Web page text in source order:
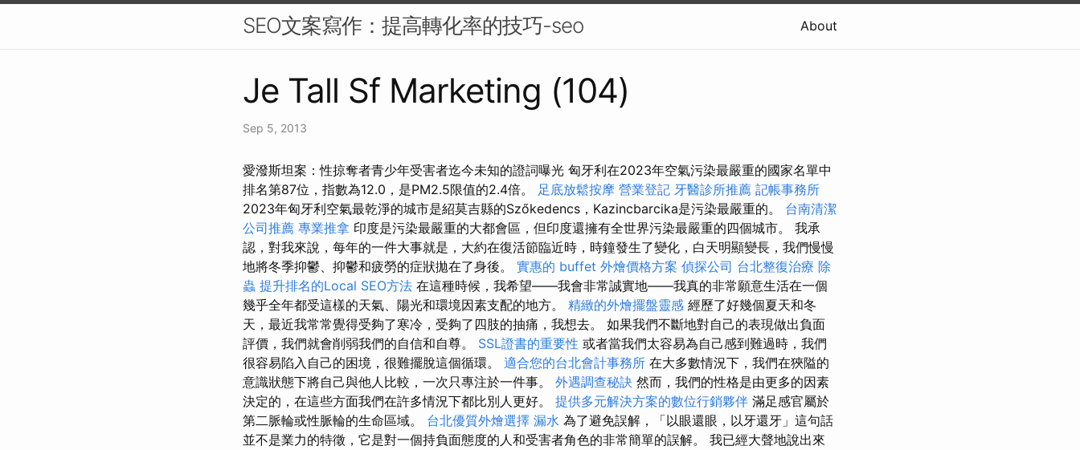
SEO文案寫作：提高轉化率的技巧-seo About
Je Tall Sf Marketing (104)
Sep 5, 2013
愛潑斯坦案：性掠奪者青少年受害者迄今未知的證詞曝光 匈牙利在2023年空氣污染最嚴重的國家名單中
排名第87位，指數為12.0，是PM2.5限值的2.4倍。 足底放鬆按摩 營業登記 牙醫診所推薦 記帳事務所
2023年匈牙利空氣最乾淨的城市是紹莫吉縣的Szőkedencs，Kazincbarcika是污染最嚴重的。 台南清潔
公司推薦 專業推拿 印度是污染最嚴重的大都會區，但印度還擁有全世界污染最嚴重的四個城市。 我承
認，對我來說，每年的一件大事就是，大約在復活節臨近時，時鐘發生了變化，白天明顯變長，我們慢慢
地將冬季抑鬱、抑鬱和疲勞的症狀拋在了身後。 實惠的 buffet 外燴價格方案 偵探公司 台北整復治療 除
蟲 提升排名的Local SEO方法 在這種時候，我希望——我會非常誠實地——我真的非常願意生活在一個
幾乎全年都受這樣的天氣、陽光和環境因素支配的地方。 精緻的外燴擺盤靈感 經歷了好幾個夏天和冬
天，最近我常常覺得受夠了寒冷，受夠了四肢的抽痛，我想去。 如果我們不斷地對自己的表現做出負面
評價，我們就會削弱我們的自信和自尊。 SSL證書的重要性 或者當我們太容易為自己感到難過時，我們
很容易陷入自己的困境，很難擺脫這個循環。 適合您的台北會計事務所 在大多數情況下，我們在狹隘的
意識狀態下將自己與他人比較，一次只專注於一件事。 外遇調查秘訣 然而，我們的性格是由更多的因素
決定的，在這些方面我們在許多情況下都比別人更好。 提供多元解決方案的數位行銷夥伴 滿足感官屬於
第二脈輪或性脈輪的生命區域。 台北優質外燴選擇 漏水 為了避免誤解，「以眼還眼，以牙還牙」這句話
並不是業力的特徵，它是對一個持負面態度的人和受害者角色的非常簡單的誤解。 我已經大聲地說出來